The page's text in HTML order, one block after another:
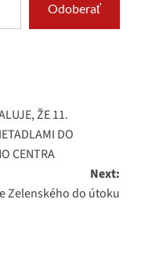
Odoberať
ŽE 11.
DO
CENTRA
Next:
Zelenského do útoku